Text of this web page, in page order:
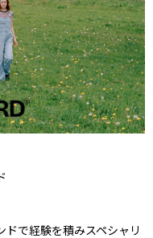
ドで経験を積みスペシャリ